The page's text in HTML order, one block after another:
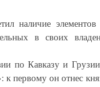
наличие
в своих
по Кавказу и
к первому он отнес